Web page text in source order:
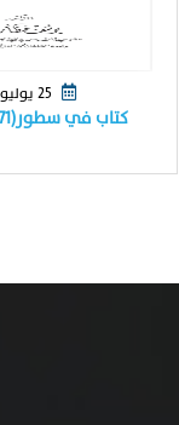
كتاب في سطور(٢٧١) أسرار فن…